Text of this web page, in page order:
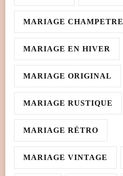
MARIAGE CHAMPETRE
MARIAGE EN HIVER
MARIAGE ORIGINAL
MARIAGE RUSTIQUE
MARIAGE RÉTRO
MARIAGE VINTAGE